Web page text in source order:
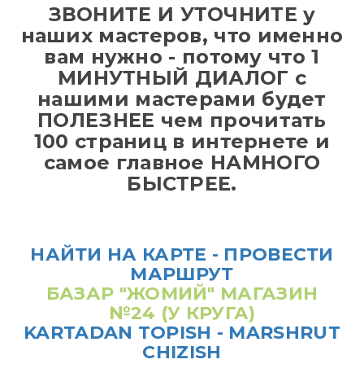
ЗВОНИТЕ И УТОЧНИТЕ у
наших мастеров, что именно
вам нужно - потому что 1
МИНУТНЫЙ ДИАЛОГ с
нашими мастерами будет
ПОЛЕЗНЕЕ чем прочитать
100 страниц в интернете и
самое главное НАМНОГО
БЫСТРЕЕ.
НАЙТИ НА КАРТЕ - ПРОВЕСТИ
МАРШРУТ
БАЗАР "ЖОМИЙ" МАГАЗИН
№24 (У КРУГА)
KARTADAN TOPISH - MARSHRUT
CHIZISH